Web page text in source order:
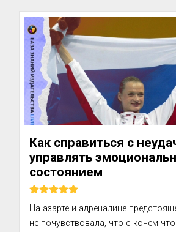
Как справиться с
управлять
состоянием
На азарте и адреналине
не почувствовала, что с конем